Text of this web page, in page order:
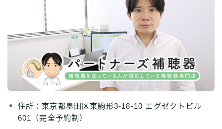
住所：東京都墨田区東駒形3-18-10 エグゼクトビル
601（完全予約制）